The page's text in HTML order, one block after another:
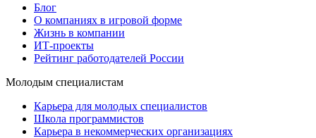
Блог
О компаниях в игровой форме
Жизнь в компании
ИТ-проекты
Рейтинг работодателей России
Молодым специалистам
Карьера для молодых специалистов
Школа программистов
Карьера в некоммерческих организациях